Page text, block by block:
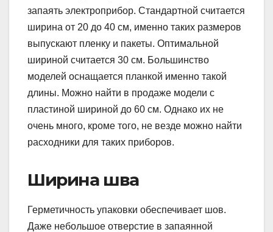
запаять электроприбор. Стандартной считается
ширина от 20 до 40 см, именно таких размеров
выпускают пленку и пакеты. Оптимальной
шириной считается 30 см. Большинство
моделей оснащается планкой именно такой
длины. Можно найти в продаже модели с
пластиной шириной до 60 см. Однако их не
очень много, кроме того, не везде можно найти
расходники для таких приборов.
Ширина шва
Герметичность упаковки обеспечивает шов.
Даже небольшое отверстие в запаянной